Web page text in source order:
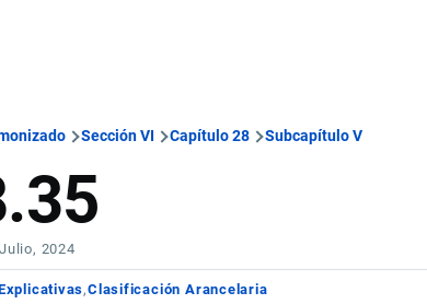
Sección VI Capítulo 28 Subcapítulo V
2024
Clasificación Arancelaria